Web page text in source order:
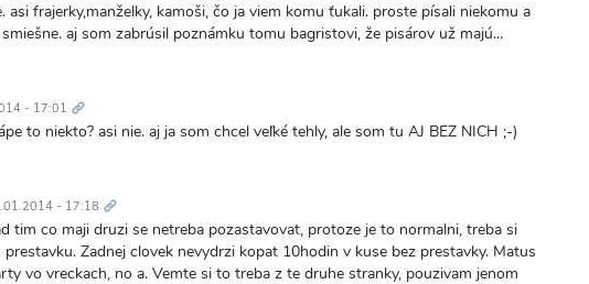
asi frajerky,manželky, kamoši, čo ja viem komu ťukali. proste písali niekomu a
aj som zabrúsil poznámku tomu bagristovi, že pisárov už majú...
- 17:01 odkaz
to niekto? asi nie. aj ja som chcel veľké tehly, ale som tu AJ BEZ NICH ;-)
- 17:18 odkaz
tim co maji druzi se netreba pozastavovat, protoze je to normalni, treba si
prestavku. Zadnej clovek nevydrzi kopat 10hodin v kuse bez prestavky. Matus
vo vreckach, no a. Vemte si to treba z te druhe stranky, pouzivam jenom